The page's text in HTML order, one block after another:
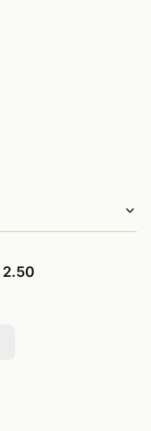
2.50